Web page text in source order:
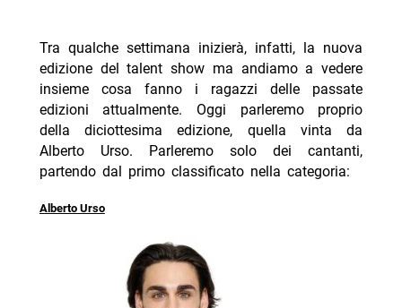
Tra qualche settimana inizierà, infatti, la nuova
edizione del talent show ma andiamo a vedere
insieme cosa fanno i ragazzi delle passate
edizioni attualmente. Oggi parleremo proprio
della diciottesima edizione, quella vinta da
Alberto Urso. Parleremo solo dei cantanti,
partendo dal primo classificato nella categoria:
Alberto Urso